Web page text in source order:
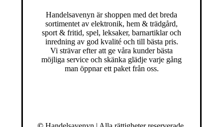
Handelsavenyn är shoppen med det breda
sortimentet av elektronik, hem & trädgård,
sport & fritid, spel, leksaker, barnartiklar och
inredning av god kvalité och till bästa pris.
Vi strävar efter att ge våra kunder bästa
möjliga service och skänka glädje varje gång
man öppnar ett paket från oss.